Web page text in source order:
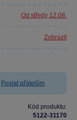
Od středy 12.08.
Zobrazit
Poslat přátelům
Kód produktu:
5122-31170